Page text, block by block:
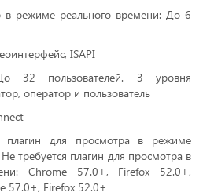
режиме реального времени: До 6
ISAPI
32 пользователей. 3 уровня
оператор и пользователь
плагин для просмотра в режиме
требуется плагин для просмотра в
Chrome 57.0+, Firefox 52.0+,
57.0+, Firefox 52.0+